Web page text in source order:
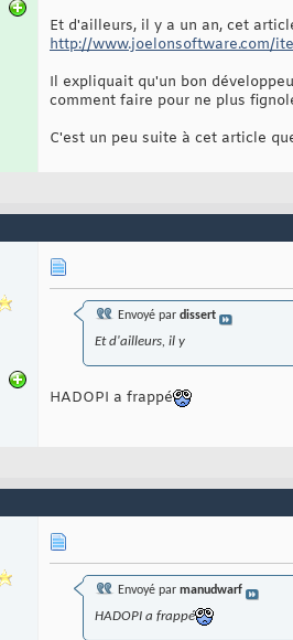
Et d'ailleurs, il y a un an, cet
http://www.joelonsoftware.com/
Il expliquait qu'un bon
comment faire pour ne plus
C'est un peu suite à cet article
Envoyé par dissert
Et d'ailleurs, il y
HADOPI a frappé
Envoyé par manudwarf
HADOPI a frappé